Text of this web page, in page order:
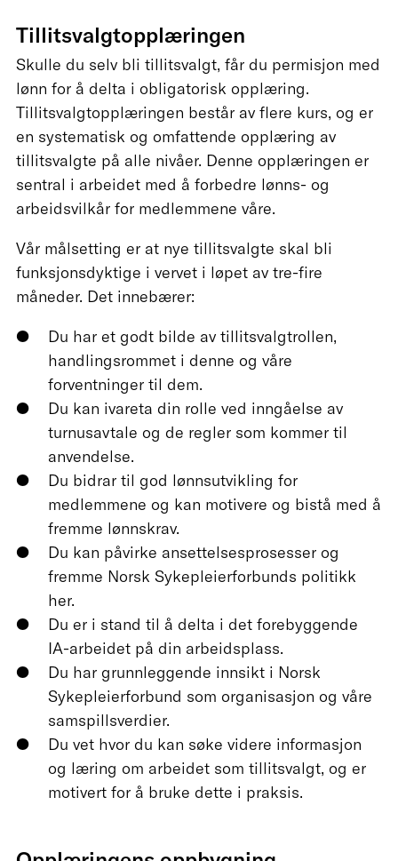
Tillitsvalgtopplæringen
Skulle du selv bli tillitsvalgt, får du permisjon med
lønn for å delta i obligatorisk opplæring.
Tillitsvalgtopplæringen består av flere kurs, og er
en systematisk og omfattende opplæring av
tillitsvalgte på alle nivåer. Denne opplæringen er
sentral i arbeidet med å forbedre lønns- og
arbeidsvilkår for medlemmene våre.
Vår målsetting er at nye tillitsvalgte skal bli
funksjonsdyktige i vervet i løpet av tre-fire
måneder. Det innebærer:
Du har et godt bilde av tillitsvalgtrollen,
handlingsrommet i denne og våre
forventninger til dem.
Du kan ivareta din rolle ved inngåelse av
turnusavtale og de regler som kommer til
anvendelse.
Du bidrar til god lønnsutvikling for
medlemmene og kan motivere og bistå med å
fremme lønnskrav.
Du kan påvirke ansettelsesprosesser og
fremme Norsk Sykepleierforbunds politikk
her.
Du er i stand til å delta i det forebyggende
IA-arbeidet på din arbeidsplass.
Du har grunnleggende innsikt i Norsk
Sykepleierforbund som organisasjon og våre
samspillsverdier.
Du vet hvor du kan søke videre informasjon
og læring om arbeidet som tillitsvalgt, og er
motivert for å bruke dette i praksis.